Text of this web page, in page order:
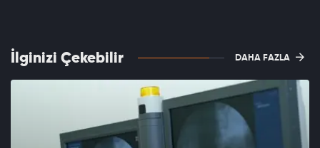
İlginizi Çekebilir DAHA FAZLA